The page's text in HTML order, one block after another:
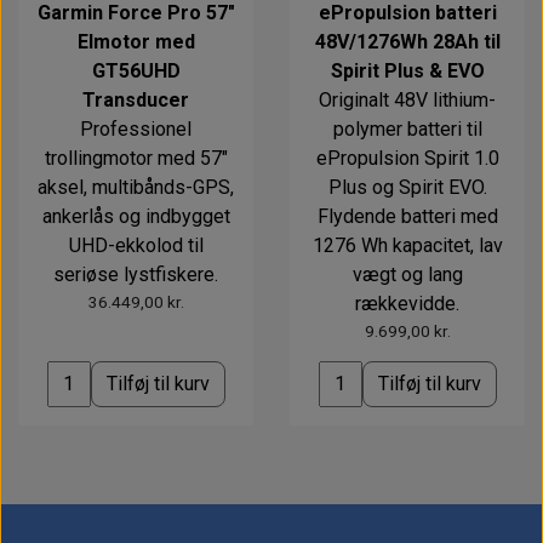
Garmin Force Pro 57"
Elmotor med
GT56UHD
Transducer
Professionel
trollingmotor med 57"
aksel, multibånds-GPS,
ankerlås og indbygget
UHD-ekkolod til
seriøse lystfiskere.
36.449,00 kr.
Tilføj til kurv
ePropulsion batteri
48V/1276Wh 28Ah til
Spirit Plus & EVO
Originalt 48V lithium-
polymer batteri til
ePropulsion Spirit 1.0
Plus og Spirit EVO.
Flydende batteri med
1276 Wh kapacitet, lav
vægt og lang
rækkevidde.
9.699,00 kr.
Tilføj til kurv